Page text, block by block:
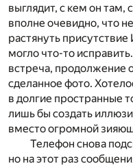
выглядит, с кем он там,
вполне очевидно, что
растянуть
могло что-то
встреча, продолжение
сделанное фото.
в долгие пространные
лишь бы создать
вместо огромной
Телефон снова
но на этот раз